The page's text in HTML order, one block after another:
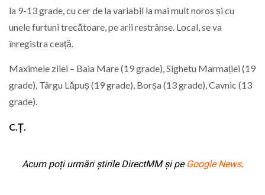
la 9-13 grade, cu cer de la variabil la mai mult noros și cu
unele furtuni trecătoare, pe arii restrânse. Local, se va
înregistra ceață.
Maximele zilei – Baia Mare (19 grade), Sighetu Marmației (19
grade), Târgu Lăpuș (19 grade), Borșa (13 grade), Cavnic (13
grade).
C.Ț.
Acum poți urmări știrile DirectMM și pe Google News.